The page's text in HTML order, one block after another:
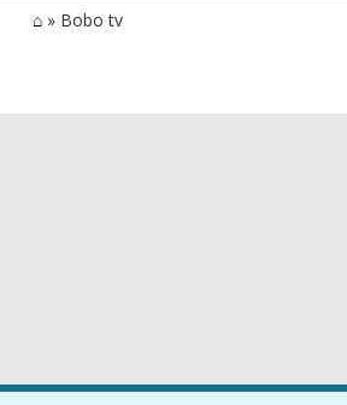
⌂» Bobo tv